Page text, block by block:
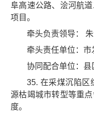
阜高速公路、浍河航
项目。
牵头负责领导：
牵头责任单位：
协同配合单位：县
35. 在采煤沉陷区
源枯竭城市转型等重
度。